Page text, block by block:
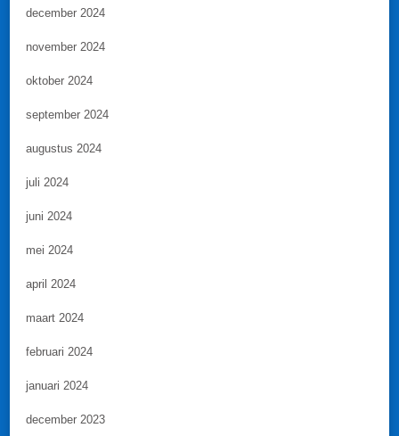
december 2024
november 2024
oktober 2024
september 2024
augustus 2024
juli 2024
juni 2024
mei 2024
april 2024
maart 2024
februari 2024
januari 2024
december 2023